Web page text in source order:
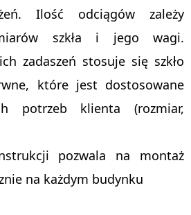
Ilość odciągów zależy
szkła i jego wagi.
zadaszeń stosuje się szkło
które jest dostosowane
potrzeb klienta (rozmiar,
pozwala na montaż
na każdym budynku